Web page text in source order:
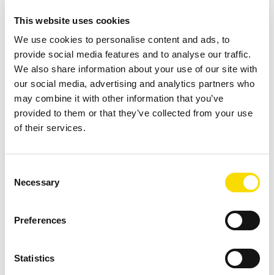
This website uses cookies
We use cookies to personalise content and ads, to
provide social media features and to analyse our traffic.
We also share information about your use of our site with
our social media, advertising and analytics partners who
may combine it with other information that you’ve
provided to them or that they’ve collected from your use
of their services.
Selection
Necessary
Preferences
Statistics
DESCARGAR
Encuentra tu compañero de contacto
Tema *